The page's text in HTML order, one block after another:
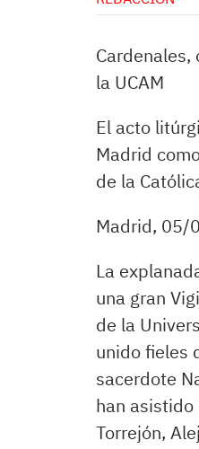
la UCAM
El acto
Madrid
de la
Madrid, 05/
La
una gran
de la
unido fieles
sacerdote
han asistido
Torrejón,